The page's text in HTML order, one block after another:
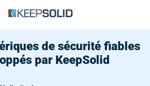
de sécurité fiables
par KeepSolid